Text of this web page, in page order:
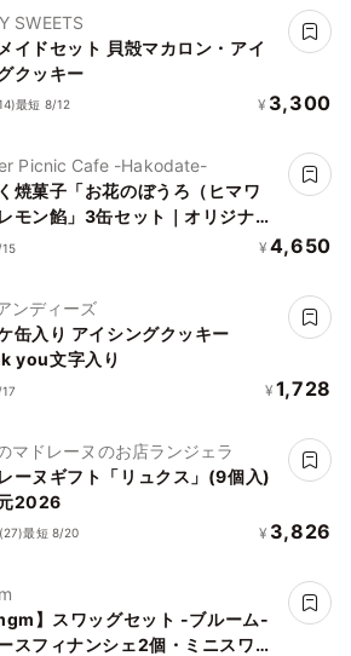
SWEETS
イドセット 貝殻マカロン・アイ
クッキー
最短 8/12 ¥ 3,300
Picnic Cafe -Hakodate-
焼菓子「お花のぼうろ（ヒマワ
モン餡」3缶セット｜オリジナル
3枚
¥ 4,650
ンディーズ
缶入り アイシングクッキー
you文字入り
¥ 1,728
マドレーヌのお店ランジェラ
ーヌギフト「リュクス」(9個入)
2026
最短 8/20 ¥ 3,826
】スワッグセット -ブルーム-
ースフィナンシェ2個・ミニスワッ